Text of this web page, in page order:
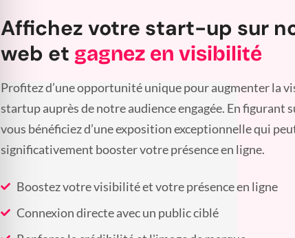
Affichez votre start-up sur
web et gagnez en visibilité
Profitez d’une opportunité unique pour augmenter la
startup auprès de notre audience engagée. En figurant
vous bénéficiez d’une exposition exceptionnelle qui
significativement booster votre présence en ligne.
Boostez votre visibilité et votre présence en ligne
Connexion directe avec un public ciblé